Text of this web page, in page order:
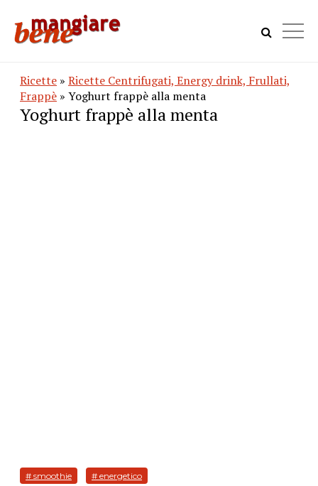
Ricette » Ricette Centrifugati, Energy drink, Frullati,
Frappè » Yoghurt frappè alla menta
Yoghurt frappè alla menta
# smoothie # energetico